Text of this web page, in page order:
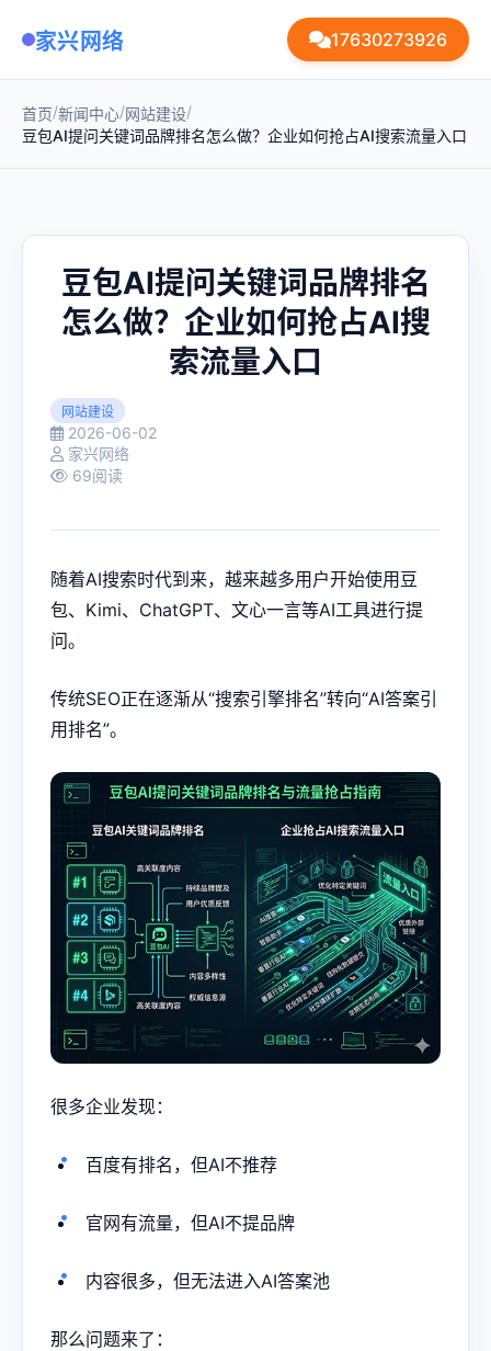
家兴网络 17630273926
首页/新闻中心/网站建设/
豆包AI提问关键词品牌排名怎么做？企业如何抢占AI搜索流量入口
豆包AI提问关键词品牌排名
怎么做？企业如何抢占AI搜
索流量入口
网站建设
2026-06-02
家兴网络
69阅读
随着AI搜索时代到来，越来越多用户开始使用豆
包、Kimi、ChatGPT、文心一言等AI工具进行提
问。
传统SEO正在逐渐从“搜索引擎排名”转向“AI答案引
用排名”。
很多企业发现：
百度有排名，但AI不推荐
官网有流量，但AI不提品牌
内容很多，但无法进入AI答案池
那么问题来了：